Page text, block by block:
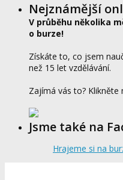
Nejznámější
V průběhu několika
o burze!
Získáte to, co jsem
než 15 let vzdělávání.
Zajímá vás to? Klikněte
Jsme také na
Hrajeme si na